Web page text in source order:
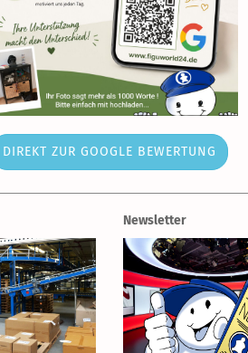
DIREKT ZUR GOOGLE BEWERTUNG
Newsletter